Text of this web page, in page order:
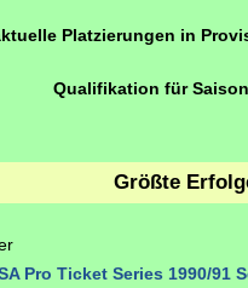
Platzierungen in
Qualifikation für
Größte
Pro Ticket Series 1990/91